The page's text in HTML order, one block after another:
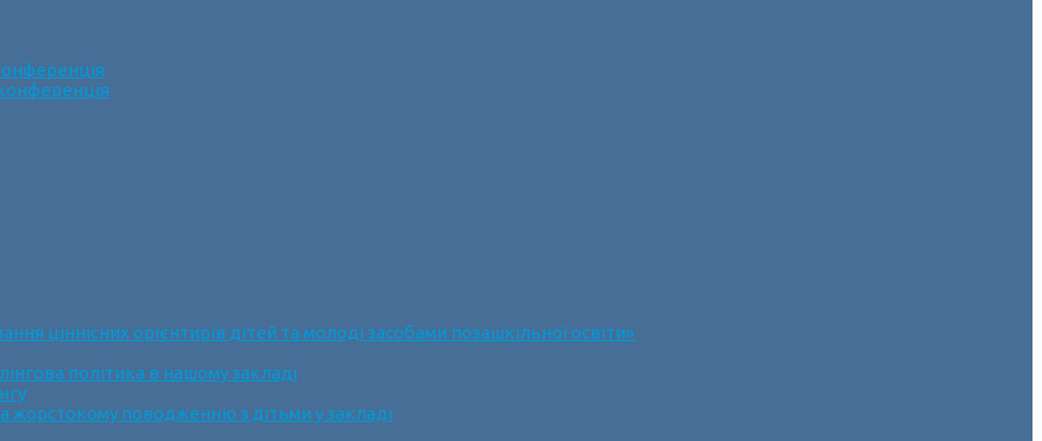
ціннісних орієнтирів дітей та молоді засобами позашкільної освіти»
політика в нашому закладі
жорстокому поводженню з дітьми у закладі